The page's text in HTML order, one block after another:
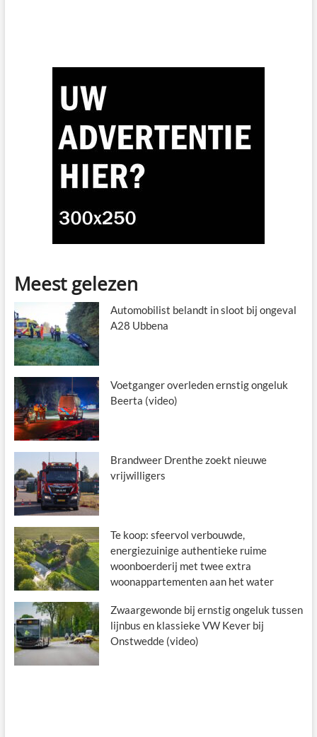
Meest gelezen
Automobilist belandt in sloot bij ongeval
A28 Ubbena
Voetganger overleden ernstig ongeluk
Beerta (video)
Brandweer Drenthe zoekt nieuwe
vrijwilligers
Te koop: sfeervol verbouwde,
energiezuinige authentieke ruime
woonboerderij met twee extra
woonappartementen aan het water
Zwaargewonde bij ernstig ongeluk tussen
lijnbus en klassieke VW Kever bij
Onstwedde (video)